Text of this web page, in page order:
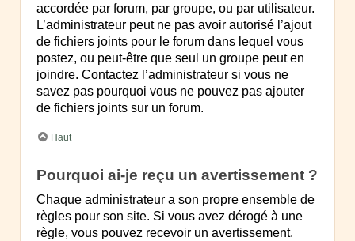
accordée par forum, par groupe, ou par utilisateur.
L’administrateur peut ne pas avoir autorisé l’ajout
de fichiers joints pour le forum dans lequel vous
postez, ou peut-être que seul un groupe peut en
joindre. Contactez l’administrateur si vous ne
savez pas pourquoi vous ne pouvez pas ajouter
de fichiers joints sur un forum.
Haut
Pourquoi ai-je reçu un avertissement ?
Chaque administrateur a son propre ensemble de
règles pour son site. Si vous avez dérogé à une
règle, vous pouvez recevoir un avertissement.